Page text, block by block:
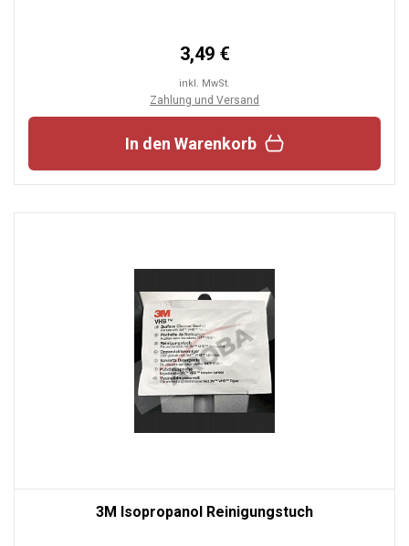
3,49 €
inkl. MwSt.
Zahlung und Versand
In den Warenkorb
3M Isopropanol Reinigungstuch